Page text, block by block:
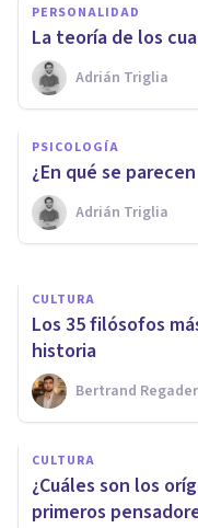
PERSONALIDAD
​La teoría de los
Adrián Triglia
PSICOLOGÍA
​¿En qué se
Adrián Triglia
CULTURA
Los 4 tipos
Aristóteles
Laura Ruiz Mitjana
CULTURA
Los 35 filósofos
historia
Bertrand Regader
CULTURA
¿Cuáles son los
primeros